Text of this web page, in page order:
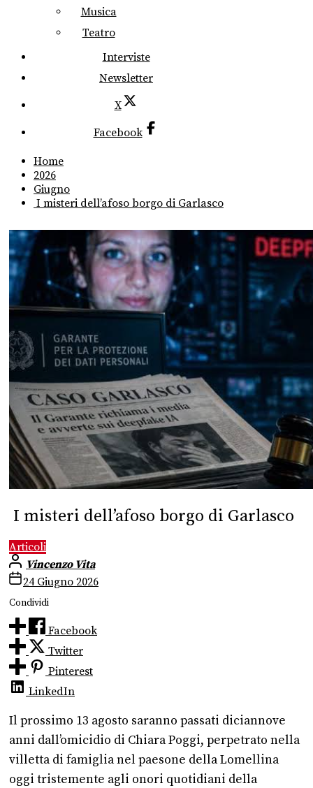
Musica
Teatro
Interviste
Newsletter
X
Facebook
Home
2026
Giugno
I misteri dell’afoso borgo di Garlasco
I misteri dell’afoso borgo di Garlasco
Articoli
Vincenzo Vita
24 Giugno 2026
Condividi
Facebook
Twitter
Pinterest
LinkedIn
Il prossimo 13 agosto saranno passati diciannove
anni dall’omicidio di Chiara Poggi, perpetrato nella
villetta di famiglia nel paesone della Lomellina
oggi tristemente agli onori quotidiani della